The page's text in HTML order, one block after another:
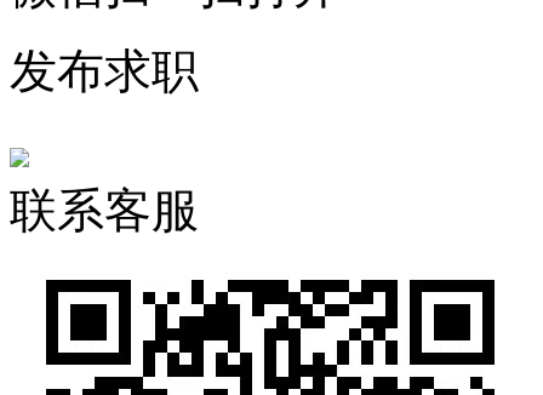
发布求职
联系客服